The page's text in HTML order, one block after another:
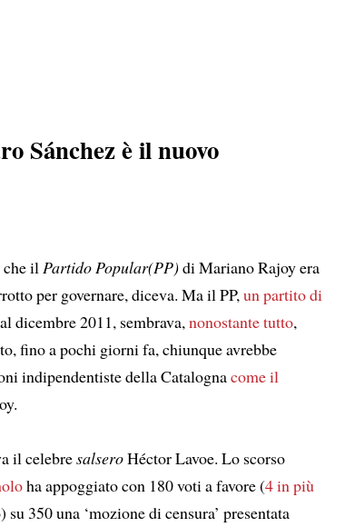
Sánchez è il nuovo
che il Partido Popular(PP)di Mariano Rajoy era
per governare, diceva. Ma il PP, un partito di
dicembre 2011, sembrava, nonostante tutto,
fino a pochi giorni fa, chiunque avrebbe
indipendentiste della Catalognacome il
il celebresalseroHéctor Lavoe. Lo scorso
ha appoggiato con 180 voti a favore (4 in più
350 una ‘mozione di censura’ presentata